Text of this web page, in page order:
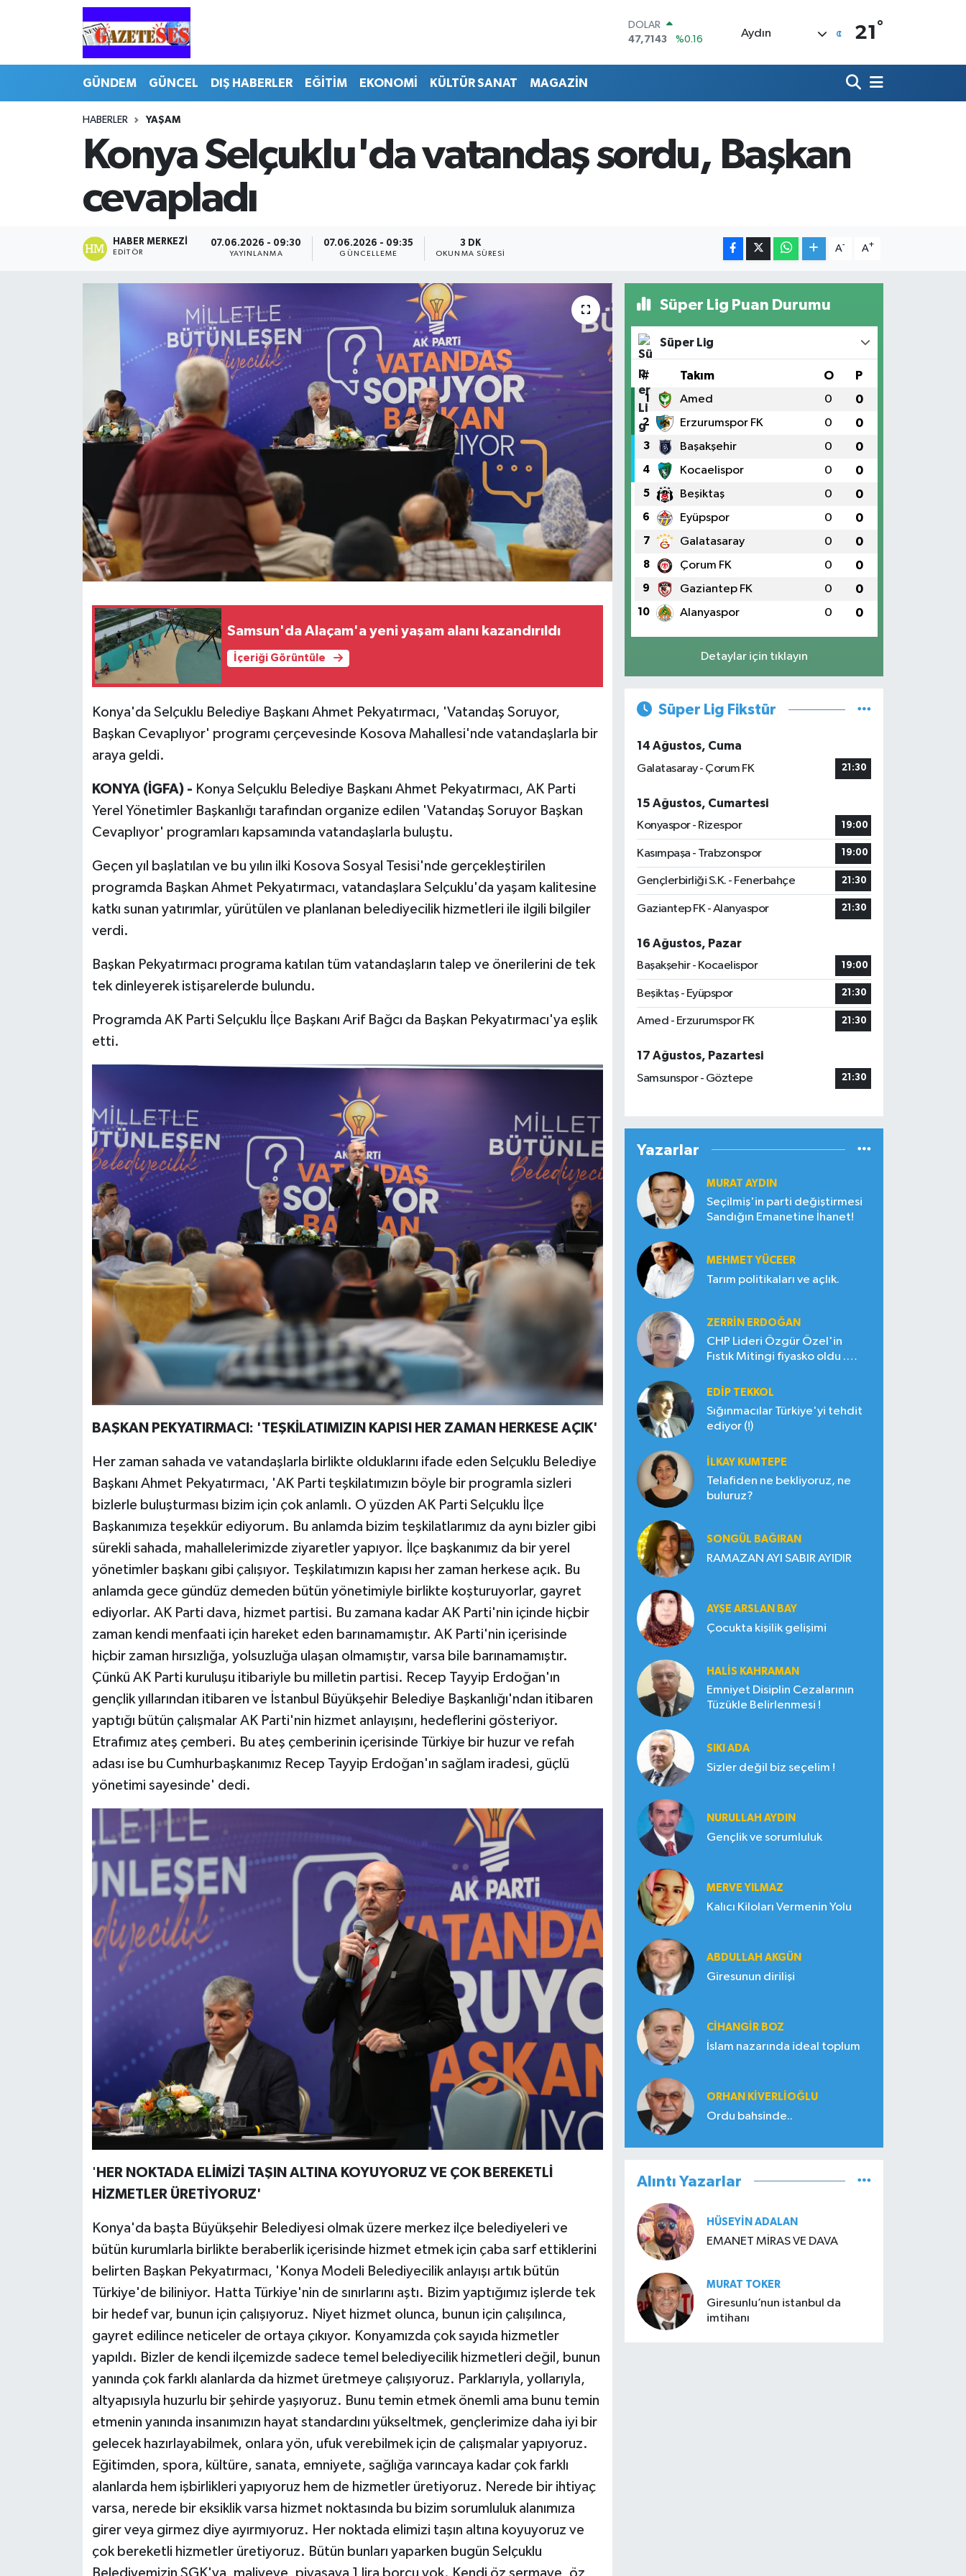
DOLAR
47,7143
%0.16
13.799
%70
BITCOIN
Aydın 21 °
GÜNDEM GÜNCEL DIŞ HABERLER EĞİTİM EKONOMİ KÜLTÜR SANAT MAGAZİN
HABERLER YAŞAM
Konya Selçuklu'da vatandaş sordu, Başkan
cevapladı
HABER MERKEZI
EDITÖR
07.06.2026 - 09:30
YAYINLANMA
07.06.2026 - 09:35
GÜNCELLEME
3 DK
OKUNMA SÜRESI
A- A+
Samsun'da Alaçam'a yeni yaşam alanı kazandırıldı
İçeriği Görüntüle
Konya'da Selçuklu Belediye Başkanı Ahmet Pekyatırmacı, 'Vatandaş Soruyor,
Başkan Cevaplıyor' programı çerçevesinde Kosova Mahallesi'nde vatandaşlarla bir
araya geldi.
KONYA (İGFA) - Konya Selçuklu Belediye Başkanı Ahmet Pekyatırmacı, AK Parti
Yerel Yönetimler Başkanlığı tarafından organize edilen 'Vatandaş Soruyor Başkan
Cevaplıyor' programları kapsamında vatandaşlarla buluştu.
Geçen yıl başlatılan ve bu yılın ilki Kosova Sosyal Tesisi'nde gerçekleştirilen
programda Başkan Ahmet Pekyatırmacı, vatandaşlara Selçuklu'da yaşam kalitesine
katkı sunan yatırımlar, yürütülen ve planlanan belediyecilik hizmetleri ile ilgili bilgiler
verdi.
Başkan Pekyatırmacı programa katılan tüm vatandaşların talep ve önerilerini de tek
tek dinleyerek istişarelerde bulundu.
Programda AK Parti Selçuklu İlçe Başkanı Arif Bağcı da Başkan Pekyatırmacı'ya eşlik
etti.
BAŞKAN PEKYATIRMACI: 'TEŞKİLATIMIZIN KAPISI HER ZAMAN HERKESE AÇIK'
Her zaman sahada ve vatandaşlarla birlikte olduklarını ifade eden Selçuklu Belediye
Başkanı Ahmet Pekyatırmacı, 'AK Parti teşkilatımızın böyle bir programla sizleri
bizlerle buluşturması bizim için çok anlamlı. O yüzden AK Parti Selçuklu İlçe
Başkanımıza teşekkür ediyorum. Bu anlamda bizim teşkilatlarımız da aynı bizler gibi
sürekli sahada, mahallelerimizde ziyaretler yapıyor. İlçe başkanımız da bir yerel
yönetimler başkanı gibi çalışıyor. Teşkilatımızın kapısı her zaman herkese açık. Bu
anlamda gece gündüz demeden bütün yönetimiyle birlikte koşturuyorlar, gayret
ediyorlar. AK Parti dava, hizmet partisi. Bu zamana kadar AK Parti'nin içinde hiçbir
zaman kendi menfaati için hareket eden barınamamıştır. AK Parti'nin içerisinde
hiçbir zaman hırsızlığa, yolsuzluğa ulaşan olmamıştır, varsa bile barınamamıştır.
Çünkü AK Parti kuruluşu itibariyle bu milletin partisi. Recep Tayyip Erdoğan'ın
gençlik yıllarından itibaren ve İstanbul Büyükşehir Belediye Başkanlığı'ndan itibaren
yaptığı bütün çalışmalar AK Parti'nin hizmet anlayışını, hedeflerini gösteriyor.
Etrafımız ateş çemberi. Bu ateş çemberinin içerisinde Türkiye bir huzur ve refah
adası ise bu Cumhurbaşkanımız Recep Tayyip Erdoğan'ın sağlam iradesi, güçlü
yönetimi sayesinde' dedi.
' HER NOKTADA ELİMİZİ TAŞIN ALTINA KOYUYORUZ VE ÇOK BEREKETLİ
HİZMETLER ÜRETİYORUZ'
Konya'da başta Büyükşehir Belediyesi olmak üzere merkez ilçe belediyeleri ve
bütün kurumlarla birlikte beraberlik içerisinde hizmet etmek için çaba sarf ettiklerini
belirten Başkan Pekyatırmacı, 'Konya Modeli Belediyecilik anlayışı artık bütün
Türkiye'de biliniyor. Hatta Türkiye'nin de sınırlarını aştı. Bizim yaptığımız işlerde tek
bir hedef var, bunun için çalışıyoruz. Niyet hizmet olunca, bunun için çalışılınca,
gayret edilince neticeler de ortaya çıkıyor. Konyamızda çok sayıda hizmetler
yapıldı. Bizler de kendi ilçemizde sadece temel belediyecilik hizmetleri değil, bunun
yanında çok farklı alanlarda da hizmet üretmeye çalışıyoruz. Parklarıyla, yollarıyla,
altyapısıyla huzurlu bir şehirde yaşıyoruz. Bunu temin etmek önemli ama bunu temin
etmenin yanında insanımızın hayat standardını yükseltmek, gençlerimize daha iyi bir
gelecek hazırlayabilmek, onlara yön, ufuk verebilmek için de çalışmalar yapıyoruz.
Eğitimden, spora, kültüre, sanata, emniyete, sağlığa varıncaya kadar çok farklı
alanlarda hem işbirlikleri yapıyoruz hem de hizmetler üretiyoruz. Nerede bir ihtiyaç
varsa, nerede bir eksiklik varsa hizmet noktasında bu bizim sorumluluk alanımıza
girer veya girmez diye ayırmıyoruz. Her noktada elimizi taşın altına koyuyoruz ve
çok bereketli hizmetler üretiyoruz. Bütün bunları yaparken bugün Selçuklu
Belediyemizin SGK'ya, maliyeye, piyasaya 1 lira borcu yok. Kendi öz sermaye, öz
Süper Lig Puan Durumu
Süper Lig
# Takım O P
1 Amed 0 0
2 Erzurumspor FK 0 0
3 Başakşehir 0 0
4 Kocaelispor 0 0
5 Beşiktaş 0 0
6 Eyüpspor 0 0
7 Galatasaray 0 0
8 Çorum FK 0 0
9 Gaziantep FK 0 0
10 Alanyaspor 0 0
Detaylar için tıklayın
Süper Lig Fikstür
14 Ağustos, Cuma
Galatasaray - Çorum FK
21:30
15 Ağustos, Cumartesi
Konyaspor - Rizespor
19:00
Kasımpaşa - Trabzonspor 19:00
Gençlerbirliği S.K. - Fenerbahçe 21:30
Gaziantep FK - Alanyaspor 21:30
16 Ağustos, Pazar
Başakşehir - Kocaelispor
19:00
Beşiktaş - Eyüpspor 21:30
Amed - Erzurumspor FK 21:30
17 Ağustos, Pazartesi
Samsunspor - Göztepe
21:30
Yazarlar
MURAT AYDIN
Seçilmiş'in parti değiştirmesi
Sandığın Emanetine İhanet!
MEHMET YÜCEER
Tarım politikaları ve açlık.
ZERRIN ERDOĞAN
CHP Lideri Özgür Özel'in
Fıstık Mitingi fiyasko oldu .
EDIP TEKKOL
Sığınmacılar Türkiye'yi tehdit
ediyor (!)
İLKAY KUMTEPE
Telafiden ne bekliyoruz, ne
buluruz?
SONGÜL BAĞIRAN
RAMAZAN AYI SABIR AYIDIR
AYŞE ARSLAN BAY
Çocukta kişilik gelişimi
HALIS KAHRAMAN
Emniyet Disiplin Cezalarının
Tüzükle Belirlenmesi !
SIKI ADA
Sizler değil biz seçelim !
NURULLAH AYDIN
Gençlik ve sorumluluk
MERVE YILMAZ
Kalıcı Kiloları Vermenin Yolu
ABDULLAH AKGÜN
Giresunun dirilişi
CIHANGIR BOZ
İslam nazarında ideal toplum
ORHAN KIVERLIOĞLU
Ordu bahsinde..
Alıntı Yazarlar
HÜSEYIN ADALAN
EMANET MİRAS VE DAVA
MURAT TOKER
Giresunlu’nun istanbul da
imtihanı